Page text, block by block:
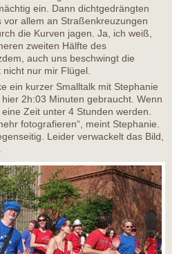
ein. Dann dichtgedrängten
allem an Straßenkreuzungen
die Kurven jagen. Ja, ich weiß,
zweiten Hälfte des
auch uns beschwingt die
nicht nur mir Flügel.
ein kurzer Smalltalk mit Stephanie
2h:03 Minuten gebraucht. Wenn
Zeit unter 4 Stunden werden.
fotografieren“, meint Stephanie.
Leider verwackelt das Bild,